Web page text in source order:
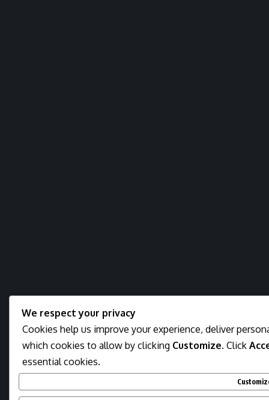
We respect your privacy
Cookies help us improve your experience, deliver
which cookies to allow by clicking Customize. Click
essential cookies.